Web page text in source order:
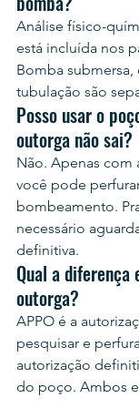
Análise físico-
está incluída nos
Bomba
tubulação são
Posso usar o
outorga não sai?
Não. Apenas com
você pode
bombeamento.
necessário
definitiva.
Qual a diferença
outorga?
APPO é a
pesquisar e
autorização
do poço. Ambos